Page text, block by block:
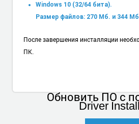
Windows 10 (32/64 бита).
Размер файлов: 270 Мб. и 344
После завершения инсталляции
ПК.
Обновить ПОс
Driver